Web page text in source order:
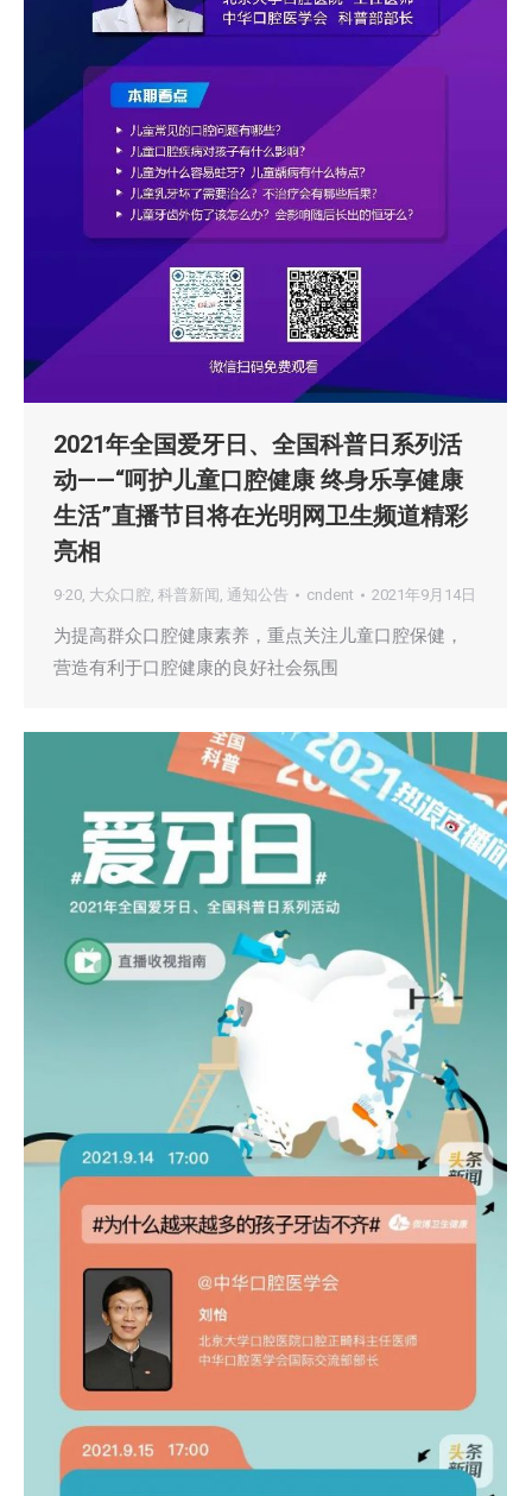
2021年全国爱牙日、全国科普日系列活
动——“呵护儿童口腔健康 终身乐享健康
生活”直播节目将在光明网卫生频道精彩
亮相
9·20, 大众口腔, 科普新闻 , 通知公告 cndent 2021年9月14日
为提高群众口腔健康素养，重点关注儿童口腔保健，
营造有利于口腔健康的良好社会氛围